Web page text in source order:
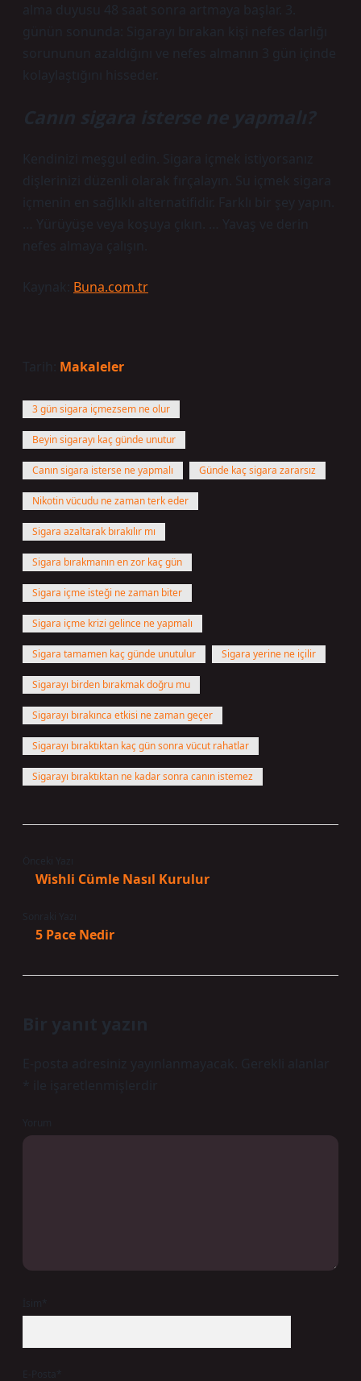
alma duyusu 48 saat sonra artmaya başlar. 3.
günün sonunda: Sigarayı bırakan kişi nefes darlığı
sorununun azaldığını ve nefes almanın 3 gün içinde
kolaylaştığını hisseder.
Canın sigara isterse ne yapmalı?
Kendinizi meşgul edin. Sigara içmek istiyorsanız
dişlerinizi düzenli olarak fırçalayın. Su içmek sigara
içmenin en sağlıklı alternatifidir. Farklı bir şey yapın.
… Yürüyüşe veya koşuya çıkın. … Yavaş ve derin
nefes almaya çalışın.
Kaynak: Buna.com.tr
Tarih: Makaleler
3 gün sigara içmezsem ne olur
Beyin sigarayı kaç günde unutur
Canın sigara isterse ne yapmalı Günde kaç sigara zararsız
Nikotin vücudu ne zaman terk eder
Sigara azaltarak bırakılır mı
Sigara bırakmanın en zor kaç gün
Sigara içme isteği ne zaman biter
Sigara içme krizi gelince ne yapmalı
Sigara tamamen kaç günde unutulur Sigara yerine ne içilir
Sigarayı birden bırakmak doğru mu
Sigarayı bırakınca etkisi ne zaman geçer
Sigarayı bıraktıktan kaç gün sonra vücut rahatlar
Sigarayı bıraktıktan ne kadar sonra canın istemez
Wishli Cümle Nasıl Kurulur
5 Pace Nedir
Bir yanıt yazın
E-posta adresiniz yayınlanmayacak.
Gerekli alanlar
ile işaretlenmişlerdir